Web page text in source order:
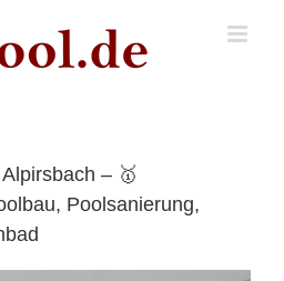
– 🥇
Poolsanierung,